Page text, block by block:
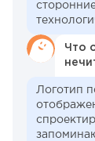
Что
Логотип